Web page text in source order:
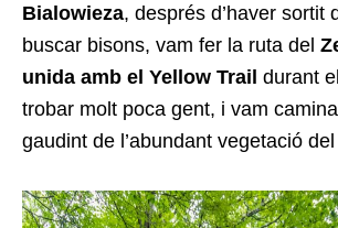
Bialowieza, després d’haver sortit
buscar bisons, vam fer la ruta del
unida amb el Yellow Trail durant
trobar molt poca gent, i vam
gaudint de l’abundant vegetació